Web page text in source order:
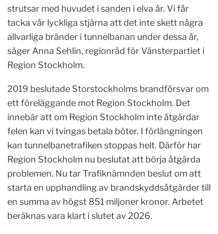
strutsar med huvudet i sanden i elva år. Vi får
tacka vår lyckliga stjärna att det inte skett några
allvarliga bränder i tunnelbanan under dessa år,
säger Anna Sehlin, regionråd för Vänsterpartiet i
Region Stockholm.
2019 beslutade Storstockholms brandförsvar om
ett föreläggande mot Region Stockholm. Det
innebär att om Region Stockholm inte åtgärdar
felen kan vi tvingas betala böter. I förlängningen
kan tunnelbanetrafiken stoppas helt. Därför har
Region Stockholm nu beslutat att börja åtgärda
problemen. Nu tar Trafiknämnden beslut om att
starta en upphandling av brandskyddsåtgärder till
en summa av högst 851 miljoner kronor. Arbetet
beräknas vara klart i slutet av 2026.